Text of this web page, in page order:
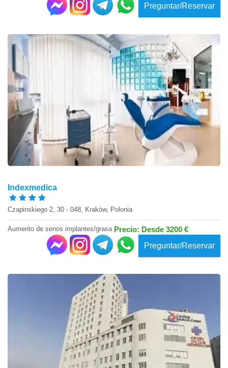
Preguntar/Reservar
Indexmedica
Czapinskiego 2, 30 - 048, Kraków, Polonia
Aumento de senos implantes/grasa Precio: Desde 3200 €
Preguntar/Reservar